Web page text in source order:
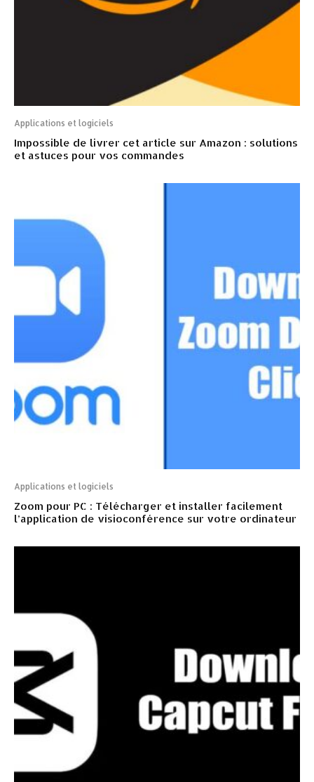
Applications et logiciels
Impossible de livrer cet article sur Amazon : solutions
et astuces pour vos commandes
Applications et logiciels
Zoom pour PC : Télécharger et installer facilement
l’application de visioconférence sur votre ordinateur